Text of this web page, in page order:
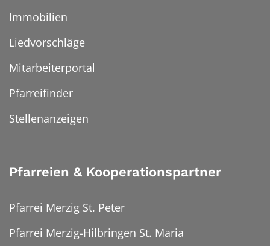
Immobilien
Liedvorschläge
Mitarbeiterportal
Pfarreifinder
Stellenanzeigen
Pfarreien & Kooperationspartner
Pfarrei Merzig St. Peter
Pfarrei Merzig-Hilbringen St. Maria